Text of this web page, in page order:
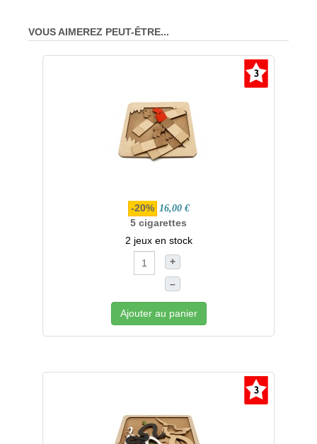
VOUS AIMEREZ PEUT-ÊTRE...
-20% 16,00 €
5 cigarettes
2 jeux en stock
+
–
Ajouter au panier